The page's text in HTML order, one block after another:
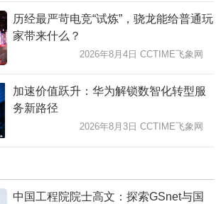
历经最严苛电竞“试炼”，骁龙能给普通玩
家带来什么？
2026年8月4日 CCTIME飞象网
加速价值跃升：华为解锁数智化转型服
务新路径
2026年8月3日 CCTIME飞象网
中国工程院院士高文：探索GSnet与国